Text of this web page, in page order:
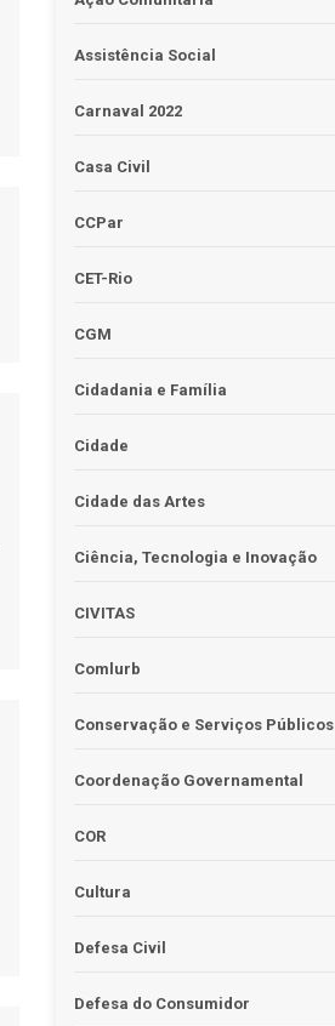
Assistência Social
Carnaval 2022
Casa Civil
CCPar
CET-Rio
CGM
Cidadania e Família
Cidade
Cidade das Artes
Ciência, Tecnologia e Inovação
CIVITAS
Comlurb
Conservação e Serviços Públicos
Coordenação Governamental
COR
Cultura
Defesa Civil
Defesa do Consumidor